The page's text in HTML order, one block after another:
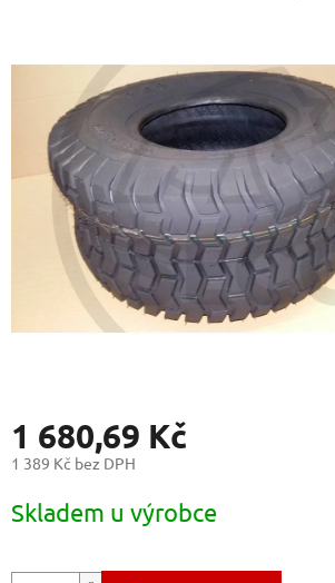
hvězdiček.
1 680,69 Kč
1 389 Kč bez DPH
cena:
Skladem u výrobce